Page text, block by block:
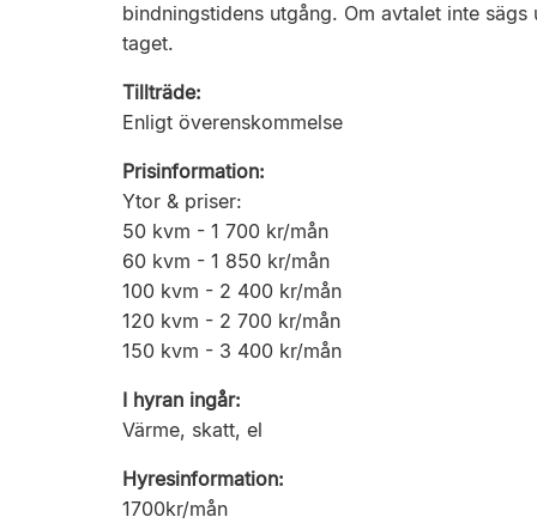
bindningstidens utgång. Om avtalet inte
taget.
Tillträde:
Enligt överenskommelse
Prisinformation:
Ytor & priser:
50 kvm - 1 700 kr/mån
60 kvm - 1 850 kr/mån
100 kvm - 2 400 kr/mån
120 kvm - 2 700 kr/mån
150 kvm - 3 400 kr/mån
I hyran ingår:
Värme, skatt, el
Hyresinformation:
1700kr/mån